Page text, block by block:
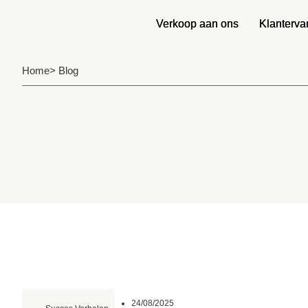
Verkoop aan ons
Verkoop aan ons
Home> Blog
24/08/2025